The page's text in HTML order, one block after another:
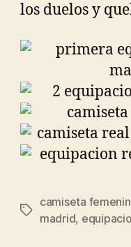
los duelos y
Etiquetas
camiseta
madrid,